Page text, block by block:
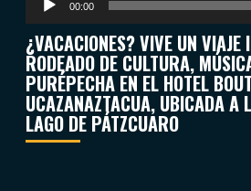
00:00
¿VACACIONES? VIVE UN VIAJE
RODEADO DE CULTURA,
PURÉPECHA EN EL HOTEL
UCAZANAZTACUA, UBICADA A
LAGO DE PÁTZCUARO